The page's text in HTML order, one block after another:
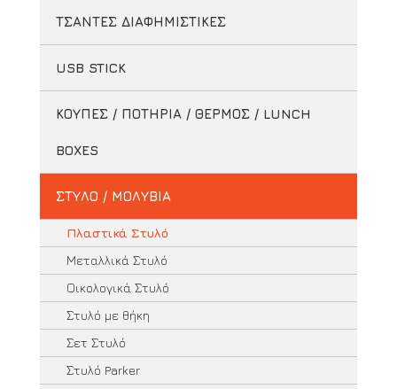
ΤΣΑΝΤΕΣ ΔΙΑΦΗΜΙΣΤΙΚΕΣ
USB STICK
ΚΟΥΠΕΣ / ΠΟΤΗΡΙΑ / ΘΕΡΜΟΣ / LUNCH
BOXES
ΣΤΥΛΟ / ΜΟΛΥΒΙΑ
Πλαστικά Στυλό
Μεταλλικά Στυλό
Οικολογικά Στυλό
Στυλό με θήκη
Σετ Στυλό
Στυλό Parker